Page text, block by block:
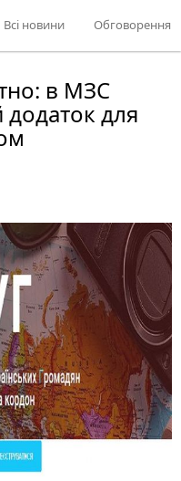
Всі новини Обговорення
в МЗС
для